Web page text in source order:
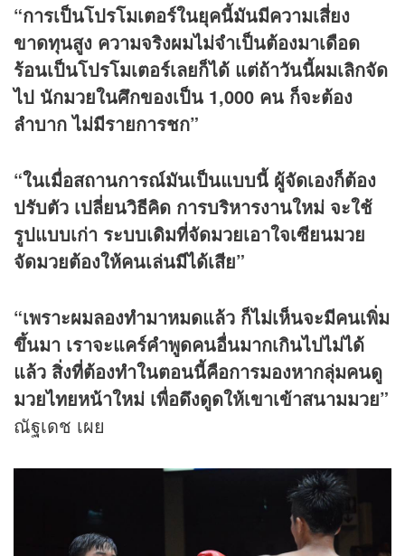
“การเป็นโปรโมเตอร์ในยุคนี้มันมีความเสี่ยง
ขาดทุนสูง ความจริงผมไม่จำเป็นต้องมาเดือด
ร้อนเป็นโปรโมเตอร์เลยก็ได้ แต่ถ้าวันนี้ผมเลิกจัด
ไป นักมวยในศึกของเป็น 1,000 คน ก็จะต้อง
ลำบาก ไม่มีรายการชก”
“ในเมื่อสถานการณ์มันเป็นแบบนี้ ผู้จัดเองก็ต้อง
ปรับตัว เปลี่ยนวิธีคิด การบริหารงานใหม่ จะใช้
รูปแบบเก่า ระบบเดิมที่จัดมวยเอาใจเซียนมวย
จัดมวยต้องให้คนเล่นมีได้เสีย”
“เพราะผมลองทำมาหมดแล้ว ก็ไม่เห็นจะมีคนเพิ่ม
ขึ้นมา เราจะแคร์คำพูดคนอื่นมากเกินไปไม่ได้
แล้ว สิ่งที่ต้องทำในตอนนี้คือการมองหากลุ่มคนดู
มวยไทยหน้าใหม่ เพื่อดึงดูดให้เขาเข้าสนามมวย”
ณัฐเดช เผย